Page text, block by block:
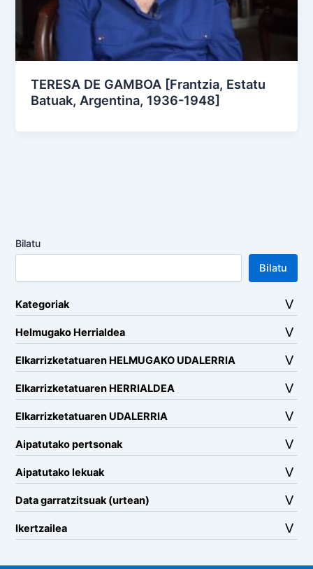
TERESA DE GAMBOA [Frantzia, Estatu
Batuak, Argentina, 1936-1948]
Bilatu
Bilatu
Kategoriak
Helmugako Herrialdea
Elkarrizketatuaren HELMUGAKO UDALERRIA
Elkarrizketatuaren HERRIALDEA
Elkarrizketatuaren UDALERRIA
Aipatutako pertsonak
Aipatutako lekuak
Data garratzitsuak (urtean)
Ikertzailea